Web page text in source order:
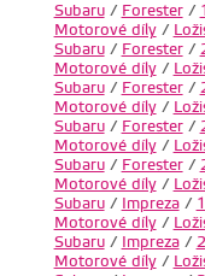
Subaru/ Forester/
Motorové díly/
Subaru/ Forester/
Motorové díly/
Subaru/ Forester/
Motorové díly/
Subaru/ Forester/
Motorové díly/
Subaru/ Forester/
Motorové díly/
Subaru/ Impreza/
Motorové díly/
Subaru/ Impreza/
Motorové díly/